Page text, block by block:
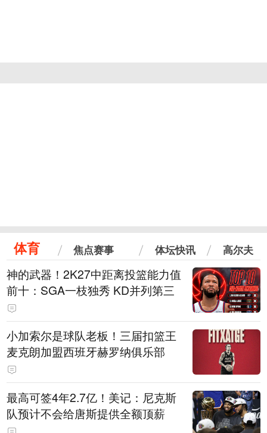
体育 焦点赛事 体坛快讯 高尔夫
神的武器！2K27中距离投篮能力值
前十：SGA一枝独秀 KD并列第三
小加索尔是球队老板！三届扣篮王
麦克朗加盟西班牙赫罗纳俱乐部
最高可签4年2.7亿！美记：尼克斯
队预计不会给唐斯提供全额顶薪